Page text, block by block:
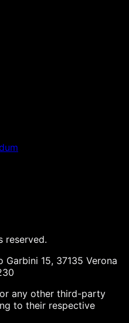
reserved.
Garbini 15, 37135 Verona
any other third-party
to their respective